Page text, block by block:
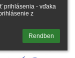
prihlásenia - vďaka
z
Rendben